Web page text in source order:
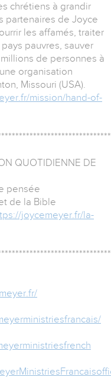
chrétiens à grandir
partenaires de Joyce
les affamés, traiter
pauvres, sauver
de personnes à
organisation
Missouri (USA).
mission/hand-of-
QUOTIDIENNE DE
pensée
de la Bible
joycemeyer.fr/la-